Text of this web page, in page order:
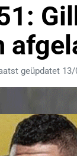
geüpdatet